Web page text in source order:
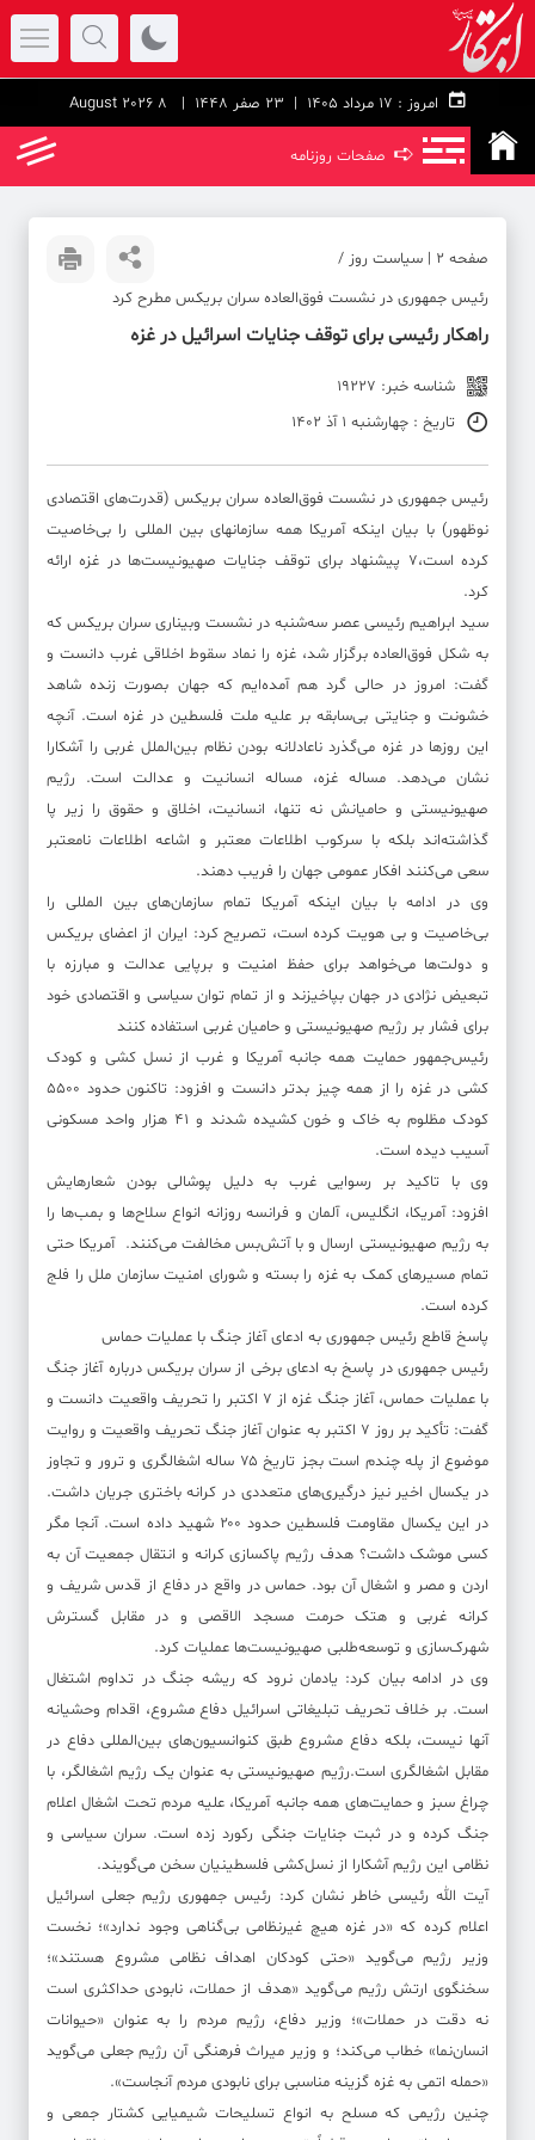
امروز : 23 صفر 1448 | 8 August 2026
➪ صفحات روزنامه
صفحه ۲ | سیاست روز /
رئیس جمهوری در نشست فوق‌العاده سران بریکس مطرح کرد
راهکار رئیسی برای توقف جنایات اسرائیل در غزه
شناسه خبر: 19227
تاریخ : چهارشنبه 1 آذ 1402
رئیس‌ جمهوری در نشست فوق‌العاده سران بریکس (قدرت‌های اقتصادی
نوظهور) با بیان اینکه آمریکا همه سازمانهای بین المللی را بی‌خاصیت
کرده است،۷ پیشنهاد برای توقف جنایات صهیونیست‌ها در غزه ارائه
کرد.
سید ابراهیم رئیسی عصر سه‌شنبه در نشست وبیناری سران بریکس که
به شکل فوق‌العاده برگزار شد، غزه را نماد سقوط اخلاقی غرب دانست و
گفت: امروز در حالی گرد هم آمده‌ایم که جهان بصورت زنده شاهد
خشونت و جنایتی بی‌سابقه بر علیه ملت فلسطین در غزه است. آنچه
این روزها در غزه می‌گذرد ناعادلانه بودن نظام بین‌الملل غربی را آشکارا
نشان می‌دهد. مساله غزه، مساله انسانیت و عدالت است. رژیم
صهیونیستی و حامیانش نه تنها، انسانیت، اخلاق و حقوق را زیر پا
گذاشته‌اند بلکه با سرکوب اطلاعات معتبر و اشاعه اطلاعات نامعتبر
سعی می‌کنند افکار عمومی جهان را فریب دهند.
وی در ادامه با بیان اینکه آمریکا تمام سازمان‌های بین المللی را
بی‌خاصیت و بی هویت کرده است، تصریح کرد: ایران از اعضای بریکس
و دولت‌ها می‌خواهد برای حفظ امنیت و برپایی عدالت و مبارزه با
تبعیض نژادی در جهان بپاخیزند و از تمام توان سیاسی و اقتصادی خود
برای فشار بر رژیم صهیونیستی و حامیان غربی استفاده کنند
رئیس‌جمهور حمایت همه جانبه آمریکا و غرب از نسل کشی و کودک
کشی در غزه را از همه چیز بدتر دانست و افزود: تاکنون حدود ۵۵۰۰
کودک مظلوم به خاک و خون کشیده شدند و ۴۱ هزار واحد مسکونی
آسیب دیده است.
وی با تاکید بر رسوایی غرب به دلیل پوشالی بودن شعارهایش
افزود: آمریکا، انگلیس، آلمان و فرانسه روزانه انواع سلاح‌ها و بمب‌ها را
به رژیم صهیونیستی ارسال و با آتش‌بس مخالفت می‌کنند. آمریکا حتی
تمام مسیرهای کمک به غزه را بسته و شورای امنیت سازمان ملل را فلج
کرده است.
پاسخ قاطع رئیس جمهوری به ادعای آغاز جنگ با عملیات حماس
رئیس جمهوری در پاسخ به ادعای برخی از سران بریکس درباره آغاز جنگ
با عملیات حماس، آغاز جنگ غزه از ۷ اکتبر را تحریف واقعیت دانست و
گفت: تأکید بر روز ۷ اکتبر به عنوان آغاز جنگ تحریف واقعیت و روایت
موضوع از پله چندم است بجز تاریخ ۷۵ ساله اشغالگری و ترور و تجاوز
در یکسال اخیر نیز درگیری‌های متعددی در کرانه باختری جریان داشت.
در این یکسال مقاومت فلسطین حدود ۲۰۰ شهید داده است. آنجا مگر
کسی موشک داشت؟ هدف رژیم پاکسازی کرانه و انتقال جمعیت آن به
اردن و مصر و اشغال آن بود. حماس در واقع در دفاع از قدس شریف و
کرانه غربی و هتک حرمت مسجد الاقصی و در مقابل گسترش
شهرک‌سازی و توسعه‌طلبی صهیونیست‌ها عملیات کرد.
وی در ادامه بیان کرد: یادمان نرود که ریشه جنگ در تداوم اشتغال
است. بر خلاف تحریف تبلیغاتی اسرائیل دفاع مشروع، اقدام وحشیانه
آنها نیست، بلکه دفاع مشروع طبق کنوانسیون‌های بین‌المللی دفاع در
مقابل اشغالگری است.رژیم صهیونیستی به عنوان یک رژیم اشغالگر، با
چراغ سبز و حمایت‌های همه جانبه آمریکا، علیه مردم تحت اشغال اعلام
جنگ کرده و در ثبت جنایات جنگی رکورد زده است. سران سیاسی و
نظامی این رژیم آشکارا از نسل‌کشی فلسطینیان سخن می‌گویند.
آیت الله رئیسی خاطر نشان کرد: رئیس جمهوری رژیم جعلی اسرائیل
اعلام کرده که «در غزه هیچ غیرنظامی بی‌گناهی وجود ندارد»؛ نخست
وزیر رژیم می‌گوید «حتی کودکان اهداف نظامی مشروع هستند»؛
سخنگوی ارتش رژیم می‌گوید «هدف از حملات، نابودی حداکثری است
نه دقت در حملات»؛ وزیر دفاع، رژیم مردم را به عنوان «حیوانات
انسان‌نما» خطاب می‌کند؛ و وزیر میراث فرهنگی آن رژیم جعلی می‌گوید
«حمله اتمی به غزه گزینه مناسبی برای نابودی مردم آنجاست».
چنین رژیمی که مسلح به انواع تسلیحات شیمیایی کشتار جمعی و